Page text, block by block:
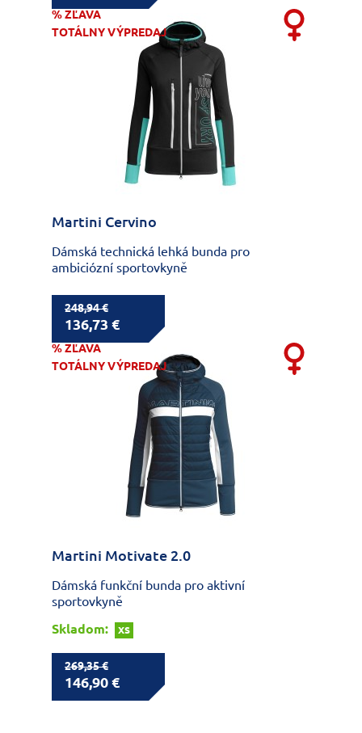
% ZĽAVA
TOTÁLNY VÝPREDAJ
Martini Cervino
Dámská technická lehká bunda pro
ambiciózní sportovkyně
248,94 €
136,73 €
% ZĽAVA
TOTÁLNY VÝPREDAJ
Martini Motivate 2.0
Dámská funkční bunda pro aktivní
sportovkyně
Skladom:
XS
269,35 €
146,90 €